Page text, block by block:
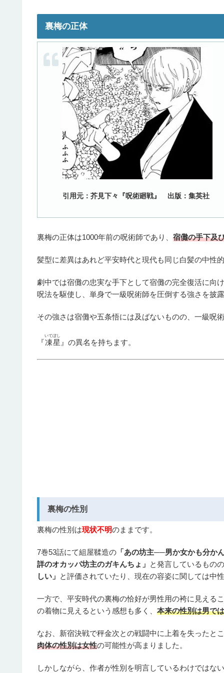
裏梅の正体
引用元：芥見下々『呪術廻戦』 出版：集英社
裏梅の正体は1000年前の呪術師であり、 宿儺の手下及
髪型に差異はあれど平安時代と現代も同じ白髪の中性
劇中では宿儺の忠実な手下として宿儺の完全復活に向
呪法を駆使し、単身で一級呪術師を圧倒する強さを披
その強さは宿儺や五条悟には及ばないものの、一級呪
『凍星
いてぼし
』の異名を持ちます。
裏梅の性別
裏梅の性別は現状不明のままです。
7巻53話にて組屋鞣造の 「あの坊主──男か女かも分か
詳のオカッパ坊主のガキんちょ」 と発言しているもの
しい」 と評価されていたり、現在の容姿に関しては中
一方で、平安時代の裏梅の恰好が男性用の袴に見える
の着物に見えるという感想も多く、 本来の性別は男で
なお、新宿決戦で秤金次との戦闘中に上着を失ったと
肉体の性別は女性の可能性が高まりました。
しかしながら、作者が性別を明言しているわけではな